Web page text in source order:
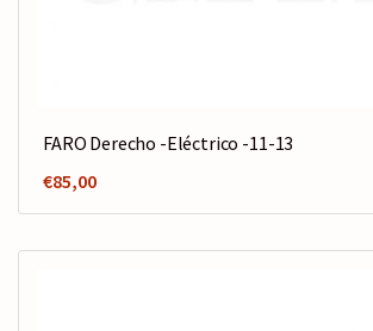
FARO Derecho -Eléctrico -11-13
€85,00